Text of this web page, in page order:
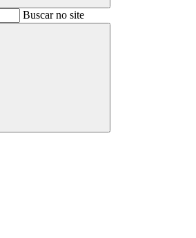
BuscarBuscar no site
Buscar